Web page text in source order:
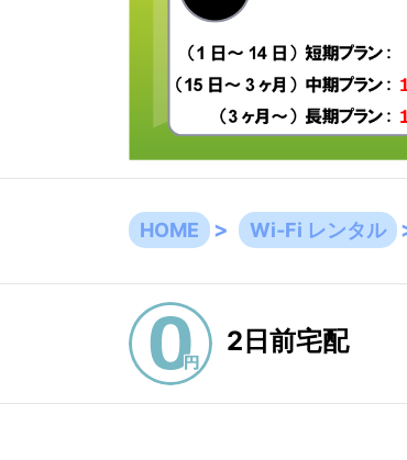
HOME Wi-Fi レンタル
2日前宅配